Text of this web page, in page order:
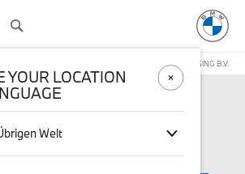
SHOP OPERATED BY STICHD SPORTMERCHANDISING B.V.
YOUR LOCATION
Welt